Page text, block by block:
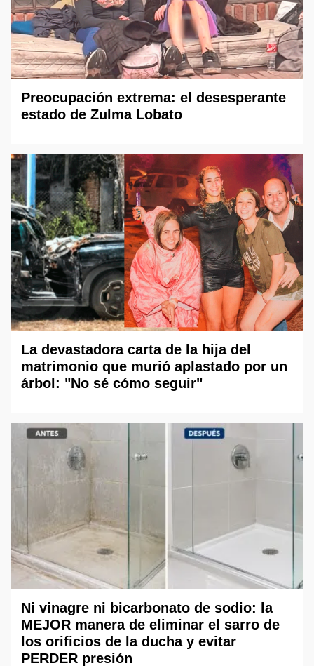
Preocupación extrema: el desesperante
estado de Zulma Lobato
La devastadora carta de la hija del
matrimonio que murió aplastado por un
árbol: "No sé cómo seguir"
Ni vinagre ni bicarbonato de sodio: la
MEJOR manera de eliminar el sarro de
los orificios de la ducha y evitar
PERDER presión